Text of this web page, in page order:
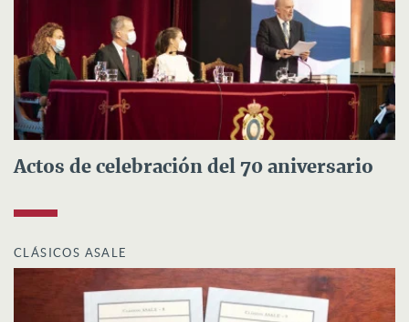
Actos de celebración del 70 aniversario
CLÁSICOS ASALE